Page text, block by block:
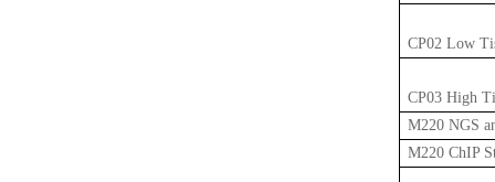
CP02 Low
CP03 High
M220 NGS
M220 ChIP